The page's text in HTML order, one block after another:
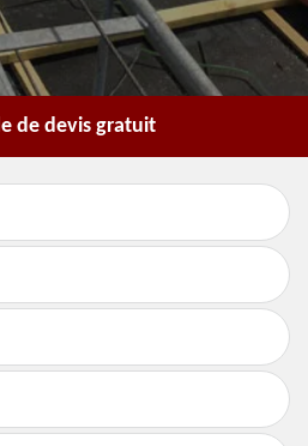
de devis gratuit